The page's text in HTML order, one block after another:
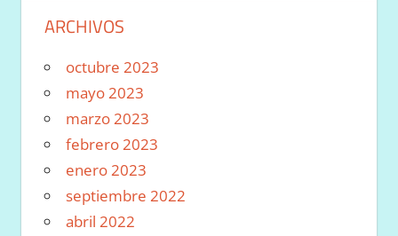
ARCHIVOS
octubre 2023
mayo 2023
marzo 2023
febrero 2023
enero 2023
septiembre 2022
abril 2022